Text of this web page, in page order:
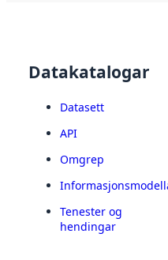
Datakatalogar
Datasett
API
Omgrep
Tenester og
hendingar